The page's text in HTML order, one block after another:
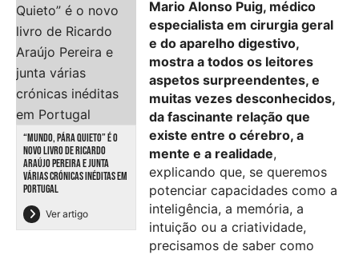
“MUNDO, PÁRA QUIETO” É O
NOVO LIVRO DE RICARDO
ARAÚJO PEREIRA E JUNTA
VÁRIAS CRÓNICAS INÉDITAS EM
PORTUGAL
Ver artigo
Mario Alonso Puig, médico
especialista em cirurgia geral
e do aparelho digestivo,
mostra a todos os leitores
aspetos surpreendentes, e
muitas vezes desconhecidos,
da fascinante relação que
existe entre o cérebro, a
mente e a realidade,
explicando que, se queremos
potenciar capacidades como a
inteligência, a memória, a
intuição ou a criatividade,
precisamos de saber como